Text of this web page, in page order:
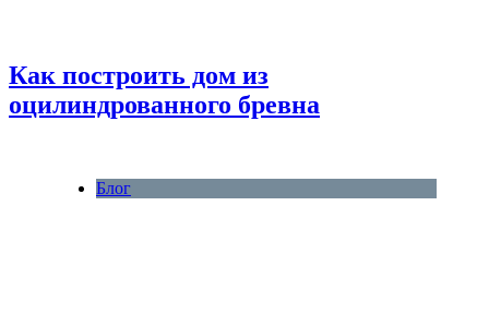
Как построить дом из
оцилиндрованного бревна
Блог